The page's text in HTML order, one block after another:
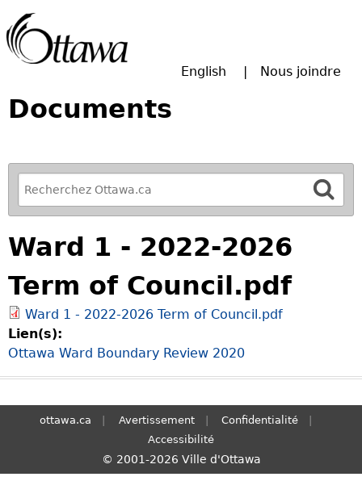
English Nous joindre
Documents
R
e
f
i
n
e
y
o
u
r
S
h
Ward 1 - 2022-2026
Term of Council.pdf
Ward 1 - 2022-2026 Term of Council.pdf
Lien(s):
Ottawa Ward Boundary Review 2020
ottawa.ca Avertissement
Confidentialité
Accessibilité
© 2001-2026 Ville d'Ottawa